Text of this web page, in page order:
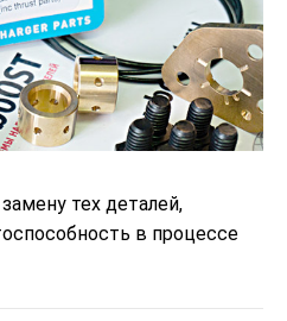
тех деталей,
в процессе